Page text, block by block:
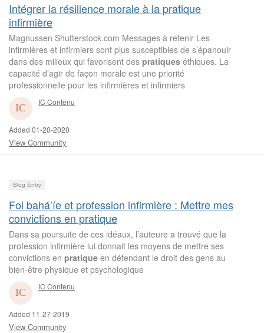
Intégrer la résilience morale à la pratique
infirmière
Magnussen Shutterstock.com Messages à retenir Les
infirmières et infirmiers sont plus susceptibles de s’épanouir
dans des milieux qui favorisent des pratiques éthiques. La
capacité d’agir de façon morale est une priorité
professionnelle pour les infirmières et infirmiers
IC Contenu
Added 01-20-2020
View Community
Blog Entry
Foi bahá’íe et profession infirmière : Mettre mes
convictions en pratique
Dans sa poursuite de ces idéaux, l’auteure a trouvé que la
profession infirmière lui donnait les moyens de mettre ses
convictions en pratique en défendant le droit des gens au
bien-être physique et psychologique
IC Contenu
Added 11-27-2019
View Community